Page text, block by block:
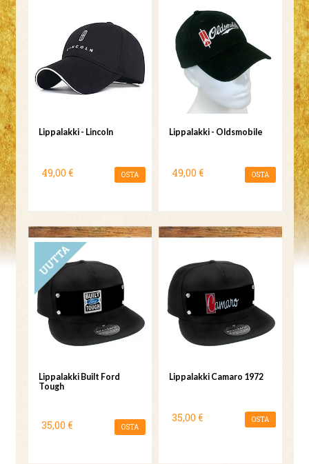
Lippalakki - Lincoln
49,00 € OSTA
Lippalakki - Oldsmobile
49,00 € OSTA
UUTUUS
Lippalakki Built Ford
Tough
35,00 € OSTA
Lippalakki Camaro 1972
35,00 € OSTA